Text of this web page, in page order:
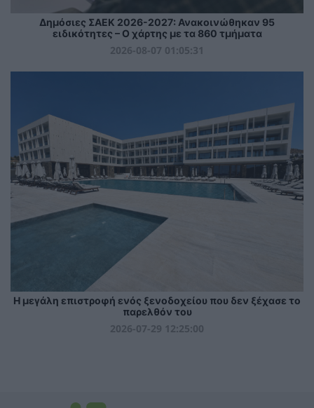
Δημόσιες ΣΑΕΚ 2026-2027: Ανακοινώθηκαν 95
ειδικότητες – Ο χάρτης με τα 860 τμήματα
2026-08-07 01:05:31
Η μεγάλη επιστροφή ενός ξενοδοχείου που δεν ξέχασε το
παρελθόν του
2026-07-29 12:25:00